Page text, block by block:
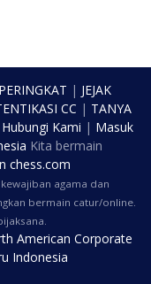
PERINGKAT | JEJAK
CC | TANYA
Hubungi Kami | Masuk
Kita bermain
chess.com
agama dan
bermain catur/online.
American Corporate
Indonesia